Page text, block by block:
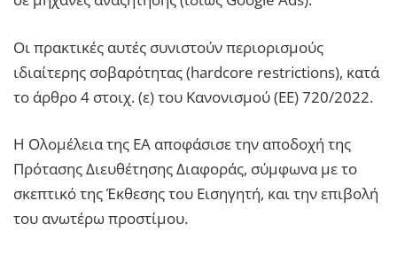
Οι πρακτικές αυτές συνιστούν περιορισμούς
ιδιαίτερης σοβαρότητας (hardcore restrictions), κατά
το άρθρο 4 στοιχ. (ε) του Κανονισμού (ΕΕ) 720/2022.
Η Ολομέλεια της ΕΑ αποφάσισε την αποδοχή της
Πρότασης Διευθέτησης Διαφοράς, σύμφωνα με το
σκεπτικό της Έκθεσης του Εισηγητή, και την επιβολή
του ανωτέρω προστίμου.